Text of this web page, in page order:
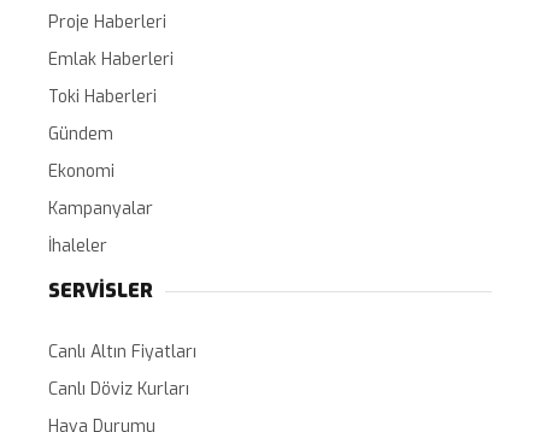
Proje Haberleri
Emlak Haberleri
Toki Haberleri
Gündem
Ekonomi
Kampanyalar
İhaleler
SERVİSLER
Canlı Altın Fiyatları
Canlı Döviz Kurları
Hava Durumu